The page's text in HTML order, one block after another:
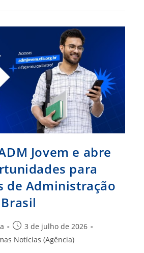
Jovem e abre
para
de Administração
Post
publicado:
3 de julho de 2026
Notícias (Agência)